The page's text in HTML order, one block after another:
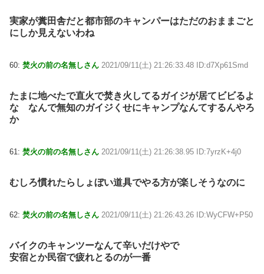
実家が糞田舎だと都市部のキャンパーはただのおままごと
にしか見えないわね
60: 焚火の前の名無しさん 2021/09/11(土) 21:26:33.48 ID:d7Xp61Smd
たまに地べたで直火で焚き火してるガイジが居てビビるよ
な なんで無知のガイジくせにキャンプなんてするんやろ
か
61: 焚火の前の名無しさん 2021/09/11(土) 21:26:38.95 ID:7yrzK+4j0
むしろ慣れたらしょぼい道具でやる方が楽しそうなのに
62: 焚火の前の名無しさん 2021/09/11(土) 21:26:43.26 ID:WyCFW+P50
バイクのキャンツーなんて辛いだけやで
安宿とか民宿で疲れとるのが一番